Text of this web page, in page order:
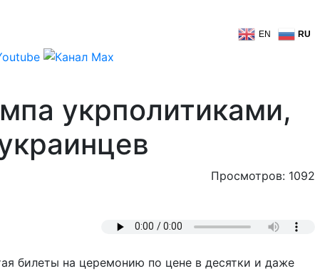
EN RU
укрполитиками,
Просмотров: 1092
билеты на церемонию по цене в десятки и даже